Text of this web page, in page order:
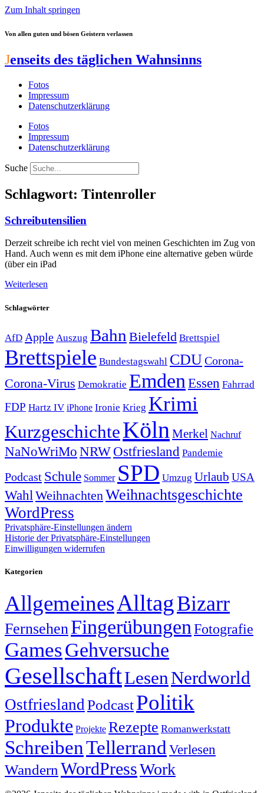
Zum Inhalt springen
Von allen guten und bösen Geistern verlassen
Jenseits des täglichen Wahnsinns
Fotos
Impressum
Datenschutzerklärung
Fotos
Impressum
Datenschutzerklärung
Suche
Schlagwort: Tintenroller
Schreibutensilien
Derzeit schreibe ich recht viel von meinen Geschichten im Zug von
Hand. Auch wenn es mit dem iPhone eine alternative geben würde
(über ein iPad
Weiterlesen
Schlagwörter
AfD Apple Auszug Bahn Bielefeld Brettspiel
Brettspiele Bundestagswahl CDUCorona-
Corona-Virus Demokratie Emden Essen Fahrrad
FDP Hartz IV iPhone Ironie Krieg Krimi
KurzgeschichteKöln Merkel Nachruf
NaNoWriMo NRWOstfriesland Pandemie
Podcast Schule Sommer SPD Umzug Urlaub USA
Wahl Weihnachten Weihnachtsgeschichte
WordPress
Privatsphäre-Einstellungen ändern
Historie der Privatsphäre-Einstellungen
Einwilligungen widerrufen
Kategorien
AllgemeinesAlltagBizarr
FernsehenFingerübungen Fotografie
GamesGehversuche
GesellschaftLesenNerdworld
OstfrieslandPodcastPolitik
Produkte Projekte Rezepte Romanwerkstatt
SchreibenTellerrand Verlesen
Wandern WordPressWork